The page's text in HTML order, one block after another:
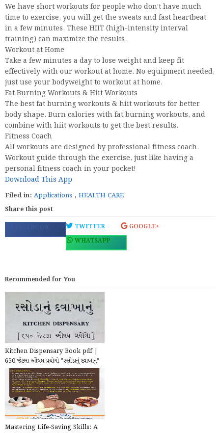
We have short workouts for people who don’t have much
time to exercise, you will get the sweats and fast heartbeat
in a few minutes. These HIIT (high-intensity interval
training) can maximize the results.
Workout at Home
Take a few minutes a day to lose weight and keep fit
effectively with our workout at home. No equipment needed,
just use your bodyweight to workout at home.
Fat Burning Workouts & Hiit Workouts
The best fat burning workouts & hiit workouts for better
body shape. Burn calories with fat burning workouts, and
combine with hiit workouts to get the best results.
Fitness Coach
All workouts are designed by professional fitness coach.
Workout guide through the exercise, just like having a
personal fitness coach in your pocket!
Download This App
Filed in: Applications , HEALTH CARE
Share this post
FACEBOOK TWITTER
GOOGLE+
WHATSAPP
Recommended for You
Kitchen Dispensary Book pdf |
650 જેટલા ઔષધ પ્રયોગો "રસોડાનું દવાખાનું"
પુસ્તક p...
Mastering Life-Saving Skills: A